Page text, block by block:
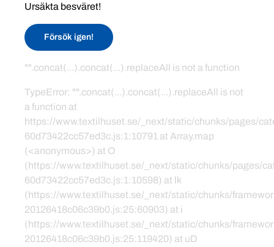
Ursäkta besväret!
Försök igen!
"".concat(...).concat(...).replaceAll is not a function
TypeError: "".concat(...).concat(...).replaceAll is not
a function at
https://www.textilhuset.se/_next/static/chunks/pages/
60d73422cc57ed3c.js:1:10791 at Array.map
(<anonymous>) at O
(https://www.textilhuset.se/_next/static/chunks/pages/
60d73422cc57ed3c.js:1:10598) at lk
(https://www.textilhuset.se/_next/static/chunks/
20126418c06c39b0.js:25:60903) at i
(https://www.textilhuset.se/_next/static/chunks/
20126418c06c39b0.js:25:119420) at uD